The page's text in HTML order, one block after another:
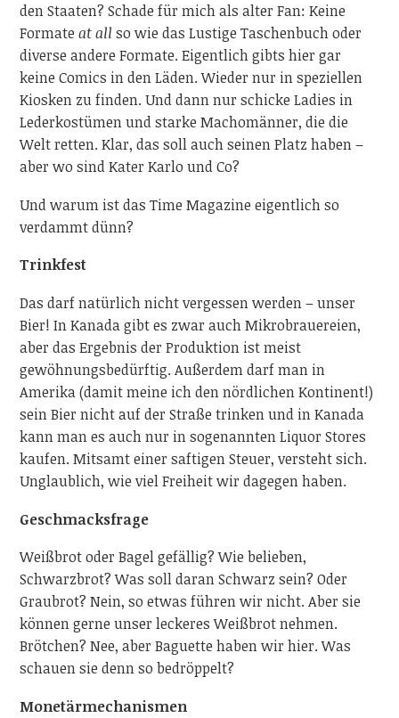
den Staaten? Schade für mich als alter Fan: Keine
Formateat all so wie das Lustige Taschenbuch oder
diverse andere Formate. Eigentlich gibts hier gar
keine Comics in den Läden. Wieder nur in speziellen
Kiosken zu finden. Und dann nur schicke Ladies in
Lederkostümen und starke Machomänner, die die
Welt retten. Klar, das soll auch seinen Platz haben –
aber wo sind Kater Karlo und Co?
Und warum ist das Time Magazine eigentlich so
verdammt dünn?
Trinkfest
Das darf natürlich nicht vergessen werden – unser
Bier! In Kanada gibt es zwar auch Mikrobrauereien,
aber das Ergebnis der Produktion ist meist
gewöhnungsbedürftig. Außerdem darf man in
Amerika (damit meine ich den nördlichen Kontinent!)
sein Bier nicht auf der Straße trinken und in Kanada
kann man es auch nur in sogenannten Liquor Stores
kaufen. Mitsamt einer saftigen Steuer, versteht sich.
Unglaublich, wie viel Freiheit wir dagegen haben.
Geschmacksfrage
Weißbrot oder Bagel gefällig? Wie belieben,
Schwarzbrot? Was soll daran Schwarz sein? Oder
Graubrot? Nein, so etwas führen wir nicht. Aber sie
können gerne unser leckeres Weißbrot nehmen.
Brötchen? Nee, aber Baguette haben wir hier. Was
schauen sie denn so bedröppelt?
Monetärmechanismen